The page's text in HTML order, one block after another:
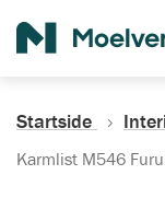
Startside
Karmlist M546